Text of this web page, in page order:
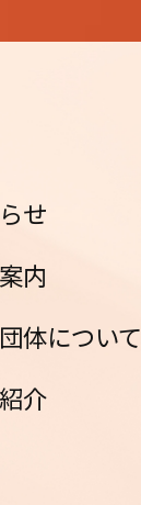
せ
内
体について
介